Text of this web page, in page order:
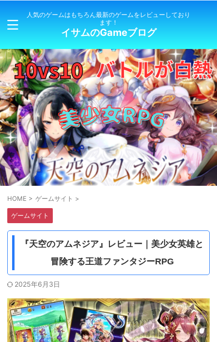
人気のゲームはもちろん最新のゲームをレビューしており
ます！
イサムのGameブログ
HOME > ゲームサイト >
ゲームサイト
『天空のアムネジア』レビュー｜美少女英雄と
冒険する王道ファンタジーRPG
2025年6月3日